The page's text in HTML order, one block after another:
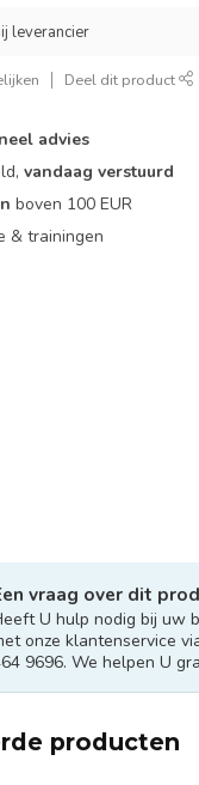
leverancier
Deel dit product
advies
vandaag verstuurd
boven 100 EUR
& trainingen
vraag over dit
U hulp nodig bij uw
onze klantenservice
9696. We helpen U
producten